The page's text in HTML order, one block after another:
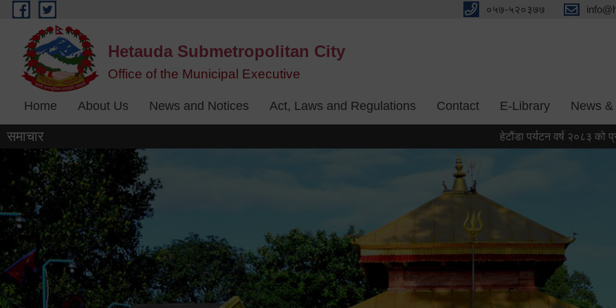
Skip to main content ०५७-५२०३७७
Hetauda Submetropolitan City
Office of the Municipal Executive
Home About Us News and Notices Act, Laws and Regulations Contact E-Library News
समाचार हेटौंडा पर्यटन वर्ष २०८३ को प्रतीक